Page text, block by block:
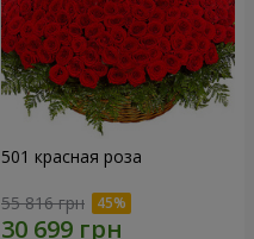
501 красная роза
55 816 грн